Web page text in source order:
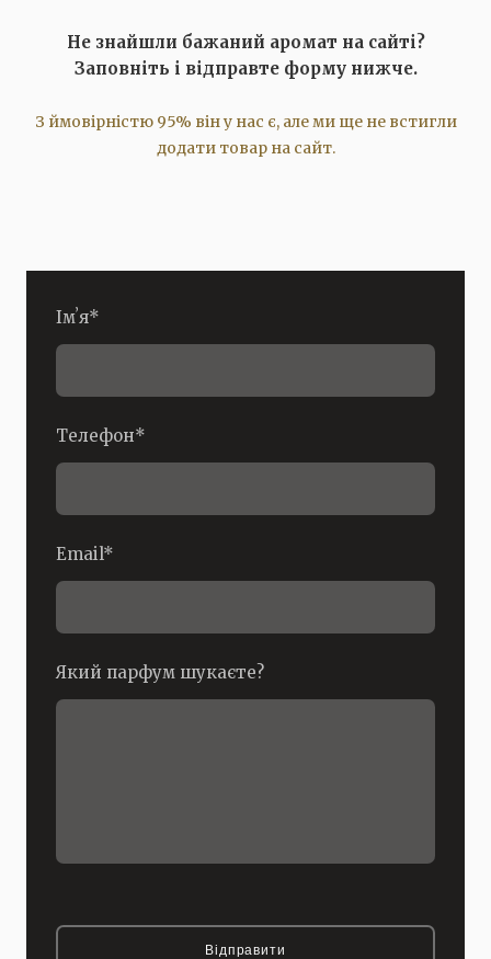
Не знайшли бажаний аромат на сайті?
Заповніть і відправте форму нижче.
З ймовірністю 95% він у нас є, але ми ще не встигли
додати товар на сайт.
Імʼя*
Телефон*
Email*
Який парфум шукаєте?
Відправити